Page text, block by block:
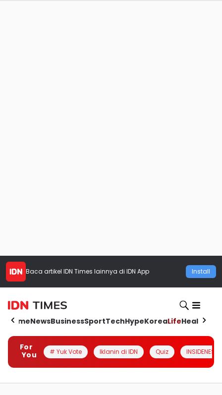
Baca artikel IDN Times lainnya di IDN App Install
HomeNewsBusinessSportTechHypeKoreaLifeHealth
For
You
# Yuk Vote Iklanin di IDN Quiz INSIDENESIA